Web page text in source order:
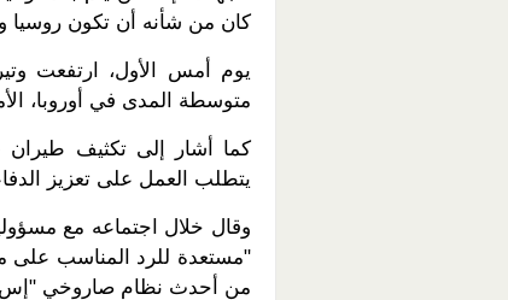
كان من شأنه أن تكون روسيا
يوم أمس الأول، ارتفعت
متوسطة المدى في أوروبا،
كما أشار إلى تكثيف
يتطلب العمل على تعزيز
وقال خلال اجتماعه مع
"مستعدة للرد المناسب على
من أحدث نظام صاروخي "إس 500" إلى الجيش قريباً.